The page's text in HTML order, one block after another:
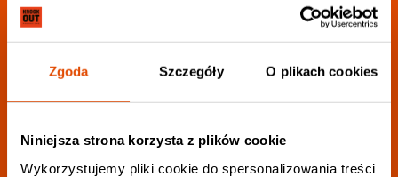
Zgoda Szczegóły O plikach cookies
Niniejsza strona korzysta z plików cookie
Wykorzystujemy pliki cookie do spersonalizowania treści
Dołącz do
newslettera: